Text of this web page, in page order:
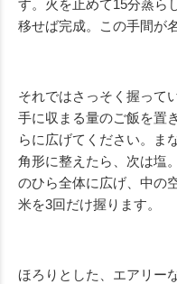
す。火を止めて15分蒸ら
移せば完成。この手間が
それではさっそく握って
手に収まる量のご飯を置
らに広げてください。ま
角形に整えたら、次は塩
のひら全体に広げ、中の
米を3回だけ握ります。
ほろりとした、エアリー